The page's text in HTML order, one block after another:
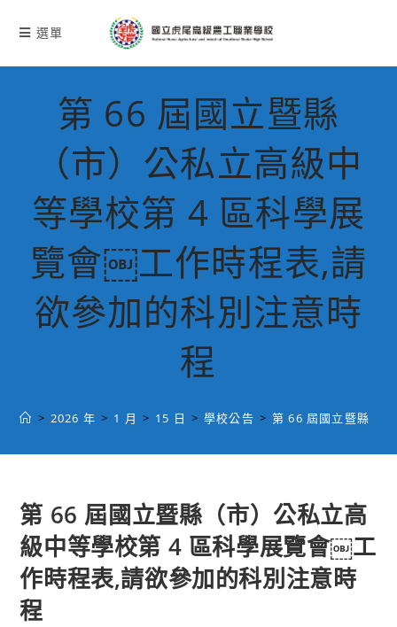
選單
第 66 屆國立暨縣
（市）公私立高級中
等學校第 4 區科學展
覽會￼工作時程表,請
欲參加的科別注意時
程
> 2026 年 > 1 月 > 15 日 > 學校公告 > 第 66 屆國立暨縣（
第 66 屆國立暨縣（市）公私立高
級中等學校第 4 區科學展覽會￼工
作時程表,請欲參加的科別注意時
程